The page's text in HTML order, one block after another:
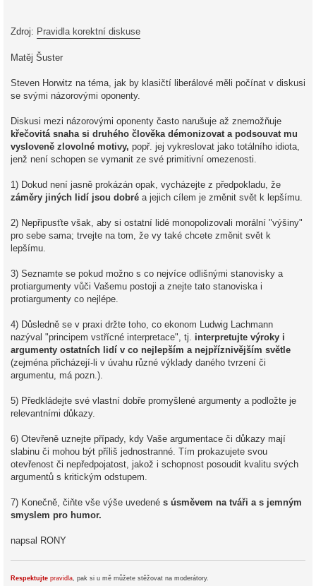
Zdroj: Pravidla korektní diskuse
Matěj Šuster
Steven Horwitz na téma, jak by klasičtí liberálové měli počínat v diskusi
se svými názorovými oponenty.
Diskusi mezi názorovými oponenty často narušuje až znemožňuje
křečovitá snaha si druhého člověka démonizovat a podsouvat mu
vysloveně zlovolné motivy, popř. jej vykreslovat jako totálního idiota,
jenž není schopen se vymanit ze své primitivní omezenosti.
1) Dokud není jasně prokázán opak, vycházejte z předpokladu, že
záměry jiných lidí jsou dobré a jejich cílem je změnit svět k lepšímu.
2) Nepřipusťte však, aby si ostatní lidé monopolizovali morální "výšiny"
pro sebe sama; trvejte na tom, že vy také chcete změnit svět k
lepšímu.
3) Seznamte se pokud možno s co nejvíce odlišnými stanovisky a
protiargumenty vůči Vašemu postoji a znejte tato stanoviska i
protiargumenty co nejlépe.
4) Důsledně se v praxi držte toho, co ekonom Ludwig Lachmann
nazýval "principem vstřícné interpretace", tj. interpretujte výroky i
argumenty ostatních lidí v co nejlepším a nejpříznivějším světle
(zejména přicházejí-li v úvahu různé výklady daného tvrzení či
argumentu, má pozn.).
5) Předkládejte své vlastní dobře promyšlené argumenty a podložte je
relevantními důkazy.
6) Otevřeně uznejte případy, kdy Vaše argumentace či důkazy mají
slabinu či mohou být příliš jednostranné. Tím prokazujete svou
otevřenost či nepředpojatost, jakož i schopnost posoudit kvalitu svých
argumentů s kritickým odstupem.
7) Konečně, čiňte vše výše uvedené s úsměvem na tváři a s jemným
smyslem pro humor.
napsal RONY
Respektujte pravidla , pak si u mě můžete stěžovat na moderátory.